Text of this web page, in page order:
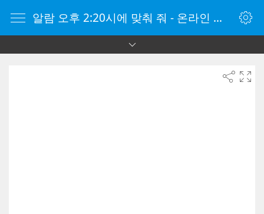
알람 오후 2:20시에 맞춰 줘 - 온라인 알람 시계 - 자명종 온라인 - 온라인 자명종